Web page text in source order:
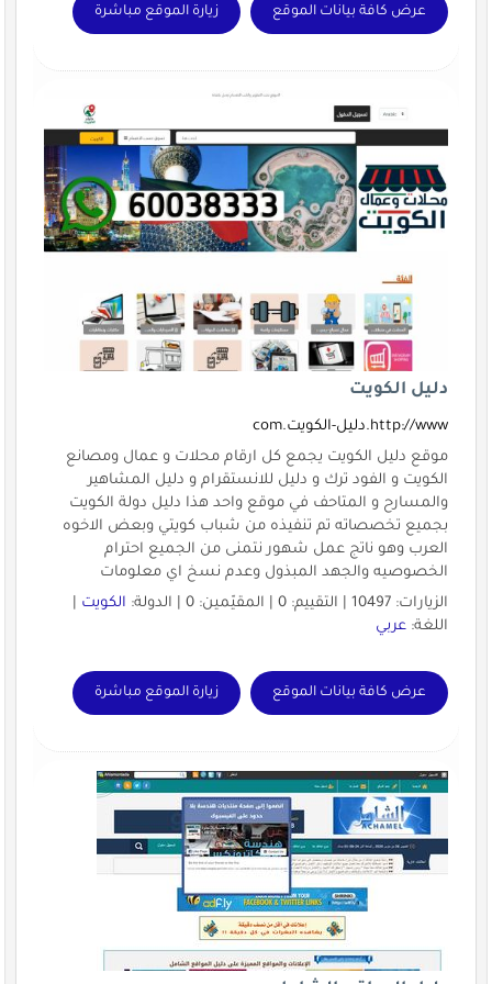
عرض كافة بيانات الموقع زيارة الموقع مباشرة
دليل الكويت
http://www.دليل-الكويت.com
موقع دليل الكويت يجمع كل ارقام محلات و عمال ومصانع
الكويت و الفود ترك و دليل للانستقرام و دليل المشاهير
والمسارح و المتاحف في موقع واحد هذا دليل دولة الكويت
بجميع تخصصاته تم تنفيذه من شباب كويتي وبعض الاخوه
العرب وهو ناتج عمل شهور نتمنى من الجميع احترام
الخصوصيه والجهد المبذول وعدم نسخ اي معلومات
الزيارات: 10497 | التقييم: 0 | المقيّمين: 0 | الدولة:
الكويت|
اللغة: عربي
عرض كافة بيانات الموقع زيارة الموقع مباشرة